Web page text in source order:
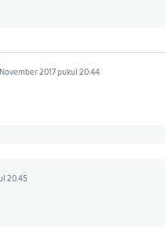
2017 pukul 20.44
20.45